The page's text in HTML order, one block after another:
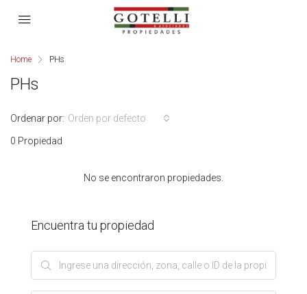
Home PHs
PHs
0 Propiedad
Ordenar por: Orden por defecto
No se encontraron propiedades.
Encuentra tu propiedad